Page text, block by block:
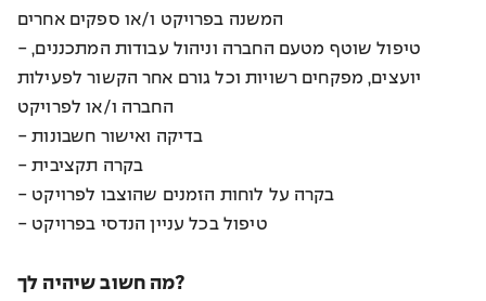
המשנה בפרויקט ו/או ספקים אחרים
- טיפול שוטף מטעם החברה וניהול עבודות המתכננים,
יועצים, מפקחים רשויות וכל גורם אחר הקשור לפעילות
החברה ו/או לפרויקט
- בדיקה ואישור חשבונות
- בקרה תקציבית
- בקרה על לוחות הזמנים שהוצבו לפרויקט
- טיפול בכל עניין הנדסי בפרויקט
מה חשוב שיהיה לך?